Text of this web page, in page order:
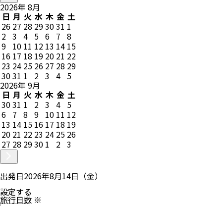
2026年 8月
日 月 火 水 木 金 土
26 27 28 293031 1
2 3 4 5 6 7 8
9 10 11 12 13 14 15
16 17 18 19 20 21 22
23 24 25 26 27 28 29
3031 1 2 3 4 5
2026年 9月
日 月 火 水 木 金 土
3031 1 2 3 4 5
6 7 8 9 10 11 12
13 14 15 16 17 18 19
20 21 22 23 24 25 26
27 28 2930 1 2 3
出発日2026年8月14日（金）
設定する
旅行日数 ※